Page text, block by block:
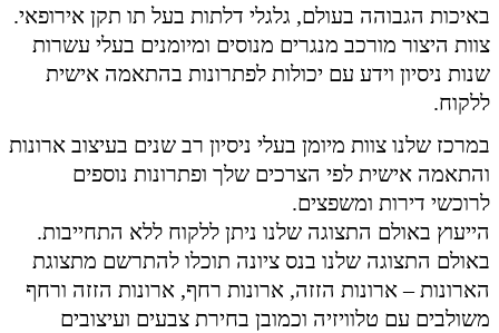
באיכות הגבוהה בעולם, גלגלי דלתות בעל תו תקן אירופאי.
צוות היצור מורכב מנגרים מנוסים ומיומנים בעלי עשרות
שנות ניסיון וידע עם יכולות לפתרונות בהתאמה אישית
ללקוח.
במרכז שלנו צוות מיומן בעלי ניסיון רב שנים בעיצוב ארונות
והתאמה אישית לפי הצרכים שלך ופתרונות נוספים
לרוכשי דירות ומשפצים.
הייעוץ באולם התצוגה שלנו ניתן ללקוח ללא התחייבות.
באולם התצוגה שלנו בנס ציונה תוכלו להתרשם מתצוגת
הארונות – ארונות הזזה, ארונות רחף, ארונות הזזה ורחף
משולבים עם טלוויזיה וכמובן בחירת צבעים ועיצובים